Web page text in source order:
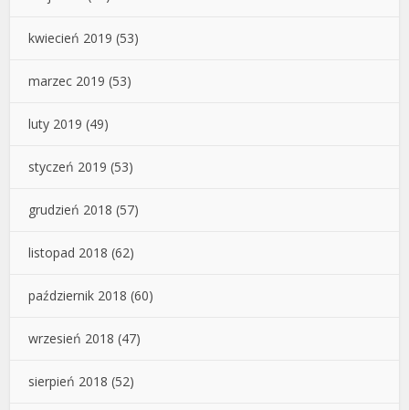
kwiecień 2019 (53)
marzec 2019 (53)
luty 2019 (49)
styczeń 2019 (53)
grudzień 2018 (57)
listopad 2018 (62)
październik 2018 (60)
wrzesień 2018 (47)
sierpień 2018 (52)